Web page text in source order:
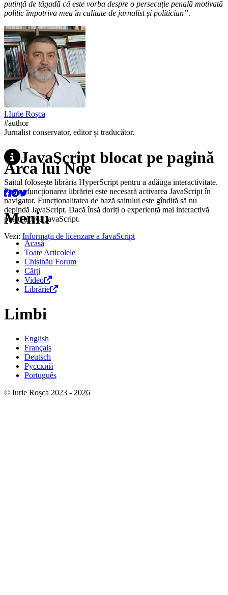
putință de tăgadă că este vorba despre o persecuție penală motivată
politic împotriva mea în calitate de jurnalist și politician”.
I.Iurie Roșca
#author
Jurnalist conservator, editor și traducător.
JavaScript blocat pe pagină
Saitul folosește librăria HyperScript pentru a adăuga interactivitate.
Pentru funcționarea librăriei este necesară activarea JavaScript în
navigator. Funcționalitatea de bază saitului este gîndită să nu
depindă JavaScript. Dacă însă doriți o experiență mai interactivă
puteți activa JavaScript.
Vezi: Informații de licenzare a JavaScript
Arca lui Noe
Meniu
Acasă
Toate Articolele
Chișinău Forum
Cărți
Video
Librărie
Limbi
English
Français
Deutsch
Русский
Português
© Iurie Roșca 2023 - 2026